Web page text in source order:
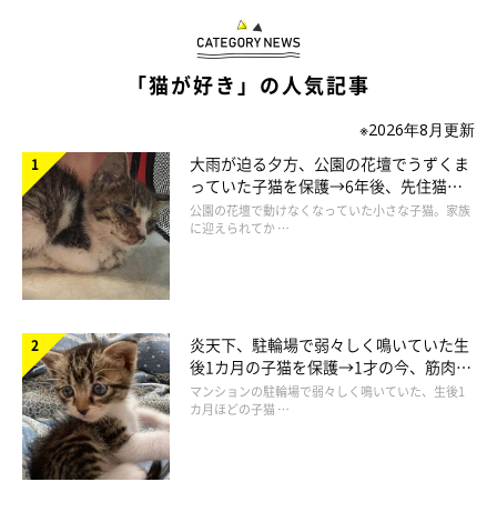
７２１白百合さん／ちーちゃん5才
「猫が好き」の人気記事
※2026年8月更新
大雨が迫る夕方、公園の花壇でうずくま
っていた子猫を保護→6年後、先住猫
と“姉妹”のような関係に
公園の花壇で動けなくなっていた小さな子猫。家族
に迎えられてか …
炎天下、駐輪場で弱々しく鳴いていた生
後1カ月の子猫を保護→1才の今、筋肉質
でツンデレなコに成長
マンションの駐輪場で弱々しく鳴いていた、生後1
カ月ほどの子猫 …